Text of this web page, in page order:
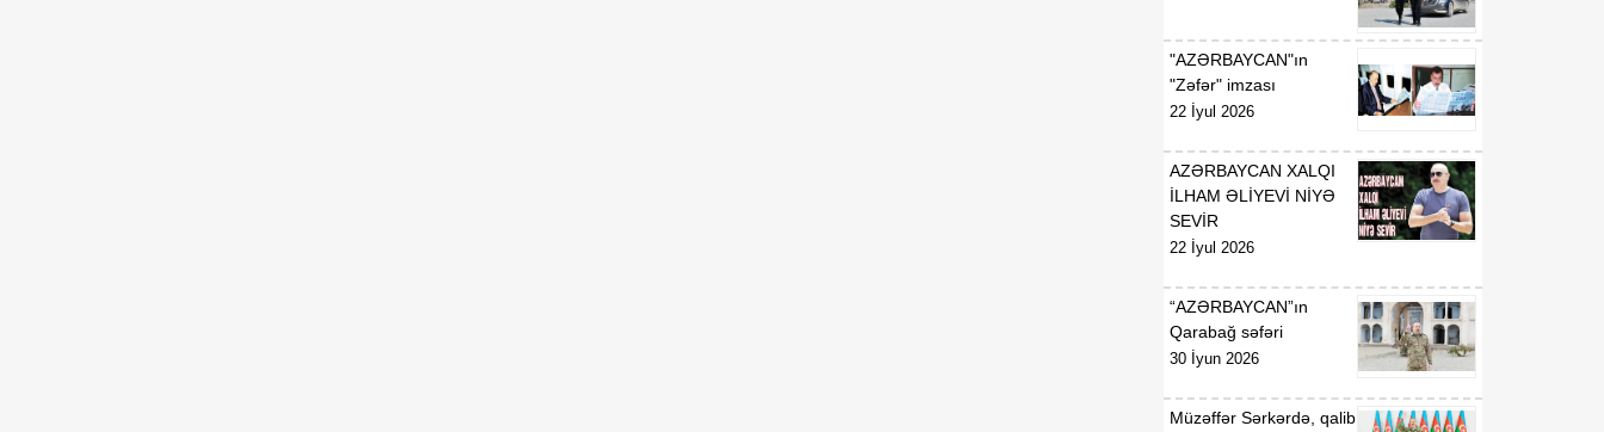
"AZƏRBAYCAN"ın
"Zəfər" imzası
22 İyul 2026
AZƏRBAYCAN XALQI
İLHAM ƏLİYEVİ NİYƏ
SEVİR
22 İyul 2026
“AZƏRBAYCAN”ın
Qarabağ səfəri
30 İyun 2026
Müzəffər Sərkərdə, qalib